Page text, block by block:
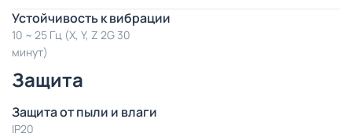
Устойчивость к вибрации
10 ~ 25 Гц (X, Y, Z 2G 30
минут)
Защита
Защита от пыли и влаги
IP20